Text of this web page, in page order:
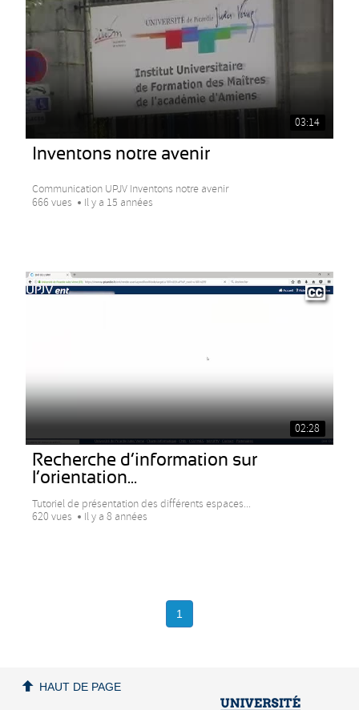
03:14
Inventons notre avenir
Communication UPJV Inventons notre avenir
666 vues
Il y a 15 années
02:28
Recherche d’information sur
l’orientation...
Tutoriel de présentation des différents espaces...
620 vues
Il y a 8 années
1
HAUT DE PAGE